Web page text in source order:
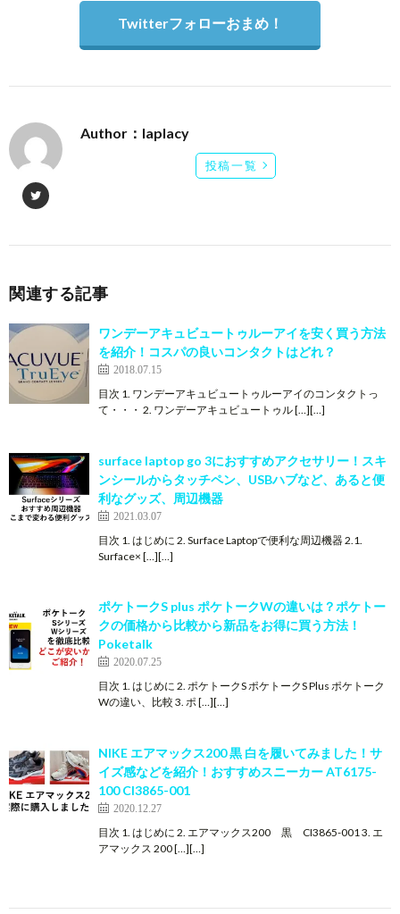
Twitterフォローおまめ！
Author：laplacy
投稿一覧
関連する記事
ワンデーアキュビュートゥルーアイを安く買う方法
を紹介！コスパの良いコンタクトはどれ？
2018.07.15
目次 1. ワンデーアキュビュートゥルーアイのコンタクトっ
て・・・ 2. ワンデーアキュビュートゥル […][…]
surface laptop go 3におすすめアクセサリー！スキ
ンシールからタッチペン、USBハブなど、あると便
利なグッズ、周辺機器
2021.03.07
目次 1. はじめに 2. Surface Laptopで便利な周辺機器 2.1.
Surface× […][…]
ポケトークS plus ポケトークWの違いは？ポケトー
クの価格から比較から新品をお得に買う方法！
Poketalk
2020.07.25
目次 1. はじめに 2. ポケトークS ポケトークS Plus ポケトーク
Wの違い、比較 3. ポ […][…]
NIKE エアマックス200 黒 白を履いてみました！サ
イズ感などを紹介！おすすめスニーカー AT6175-
100 CI3865-001
2020.12.27
目次 1. はじめに 2. エアマックス200 黒 CI3865-001 3. エ
アマックス 200 […][…]